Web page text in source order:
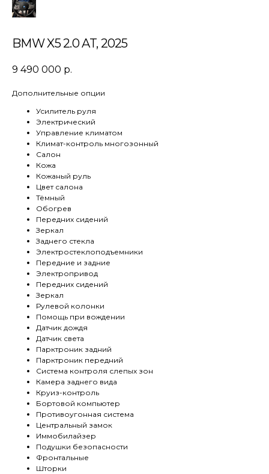
BMW X5 2.0 AT, 2025
9 490 000 р.
Дополнительные опции
Усилитель руля
Электрический
Управление климатом
Климат-контроль многозонный
Салон
Кожа
Кожаный руль
Цвет салона
Тёмный
Обогрев
Передних сидений
Зеркал
Заднего стекла
Электростеклоподъемники
Передние и задние
Электропривод
Передних сидений
Зеркал
Рулевой колонки
Помощь при вождении
Датчик дождя
Датчик света
Парктроник задний
Парктроник передний
Система контроля слепых зон
Камера заднего вида
Круиз-контроль
Бортовой компьютер
Противоугонная система
Центральный замок
Иммобилайзер
Подушки безопасности
Фронтальные
Шторки